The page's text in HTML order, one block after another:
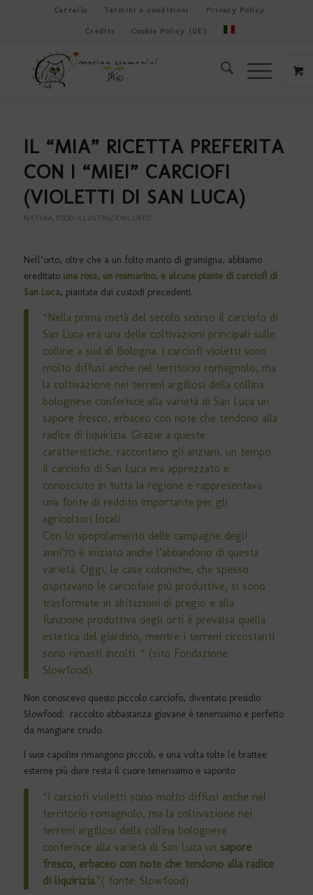
Carrello Termini e condizioni Privacy Policy
Credits Cookie Policy (UE)
IL “MIA” RICETTA PREFERITA
CON I “MIEI” CARCIOFI
(VIOLETTI DI SAN LUCA)
NATURA, FOOD-ILLUSTRAZIONI, ORTO
Nell’orto, oltre che a un folto manto di gramigna, abbiamo
ereditato una rosa, un rosmarino, e alcune piante di carciofi di
San Luca, piantate dai custodi precedenti.
“Nella prima metà del secolo scorso il carciofo di
San Luca era una delle coltivazioni principali sulle
colline a sud di Bologna. I carciofi violetti sono
molto diffusi anche nel territorio romagnolo, ma
la coltivazione nei terreni argillosi della collina
bolognese conferisce alla varietà di San Luca un
sapore fresco, erbaceo con note che tendono alla
radice di liquirizia. Grazie a queste
caratteristiche, raccontano gli anziani, un tempo
il carciofo di San Luca era apprezzato e
conosciuto in tutta la regione e rappresentava
una fonte di reddito importante per gli
agricoltori locali.
Con lo spopolamento delle campagne degli
anni’70 è iniziato anche l’abbandono di questa
varietà. Oggi, le case coloniche, che spesso
ospitavano le carciofaie più produttive, si sono
trasformate in abitazioni di pregio e alla
funzione produttiva degli orti è prevalsa quella
estetica del giardino, mentre i terreni circostanti
sono rimasti incolti. “ (sito Fondazione
Slowfood).
Non conoscevo questo piccolo carciofo, diventato presidio
Slowfood: raccolto abbastanza giovane è tenerissimo e perfetto
da mangiare crudo.
I suoi capolini rimangono piccoli, e una volta tolte le brattee
esterne più dure resta il cuore tenerissimo e saporito
“I carciofi violetti sono molto diffusi anche nel
territorio romagnolo, ma la coltivazione nei
terreni argillosi della collina bolognese
conferisce alla varietà di San Luca un sapore
fresco, erbaceo con note che tendono alla radice
di liquirizia.”( fonte: Slowfood)